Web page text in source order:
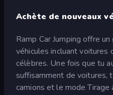
Achète de nouveaux
Ramp Car Jumping offre
véhicules incluant voitures
célèbres. Une fois que tu
suffisamment de voitures,
camions et le mode Tirage